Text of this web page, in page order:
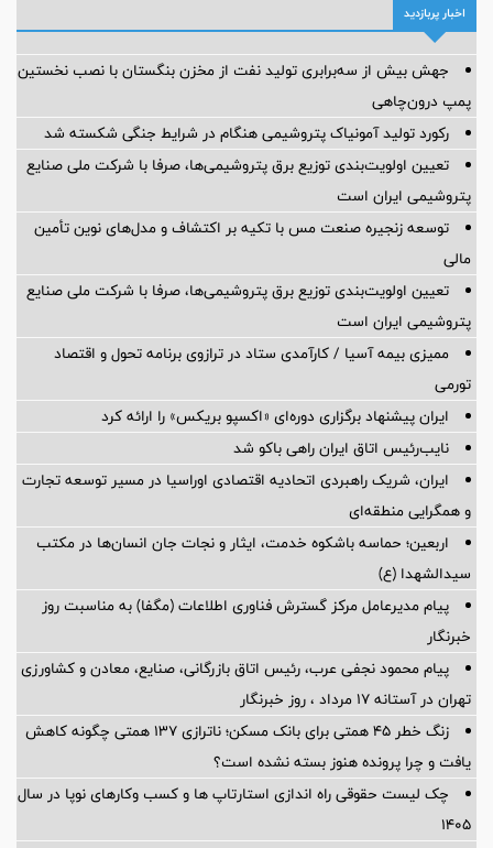
اخبار پربازدید
جهش بیش از سه‌برابری تولید نفت از مخزن بنگستان با نصب نخستین
پمپ درون‌چاهی
رکورد تولید آمونیاک پتروشیمی هنگام در شرایط جنگی شکسته شد
تعیین اولویت‌بندی توزیع برق پتروشیمی‌ها، صرفا با شرکت ملی صنایع
پتروشیمی ایران است
توسعه زنجیره صنعت مس با تکیه بر اکتشاف و مدل‌های نوین تأمین
مالی
تعیین اولویت‌بندی توزیع برق پتروشیمی‌ها، صرفا با شرکت ملی صنایع
پتروشیمی ایران است
ممیزی بیمه آسیا / کارآمدی ستاد در ترازوی برنامه تحول و اقتصاد
تورمی
ایران پیشنهاد برگزاری دوره‌ای «اکسپو بریکس» را ارائه کرد
نایب‌رئیس اتاق ایران راهی باکو شد
ایران، شریک راهبردی اتحادیه اقتصادی اوراسیا در مسیر توسعه تجارت
و همگرایی منطقه‌ای
اربعین؛ حماسه باشکوه خدمت، ایثار و نجات جان انسان‌ها در مکتب
سیدالشهدا (ع)
پیام مدیرعامل مرکز گسترش فناوری اطلاعات (مگفا) به مناسبت روز
خبرنگار
پیام محمود نجفی عرب، رئیس اتاق بازرگانی، صنایع، معادن و کشاورزی
تهران در آستانه 17 مرداد ، روز خبرنگار
زنگ خطر ۴۵ همتی برای بانک مسکن؛ ناترازی ۱۳۷ همتی چگونه کاهش
یافت و چرا پرونده هنوز بسته نشده است؟
چک لیست حقوقی راه اندازی استارتاپ ها و کسب وکارهای نوپا در سال
۱۴۰۵